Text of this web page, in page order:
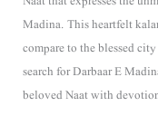
Madina. This heartfelt
compare to the blessed
search for Darbaar E
beloved Naat with